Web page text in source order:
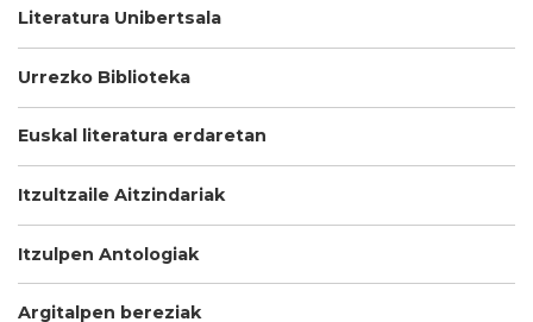
Literatura Unibertsala
Urrezko Biblioteka
Euskal literatura erdaretan
Itzultzaile Aitzindariak
Itzulpen Antologiak
Argitalpen bereziak